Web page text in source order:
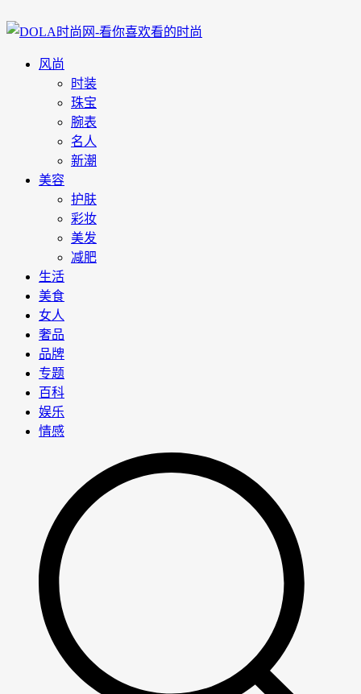
风尚
时装
珠宝
腕表
名人
新潮
美容
护肤
彩妆
美发
减肥
生活
美食
女人
奢品
品牌
专题
百科
娱乐
情感